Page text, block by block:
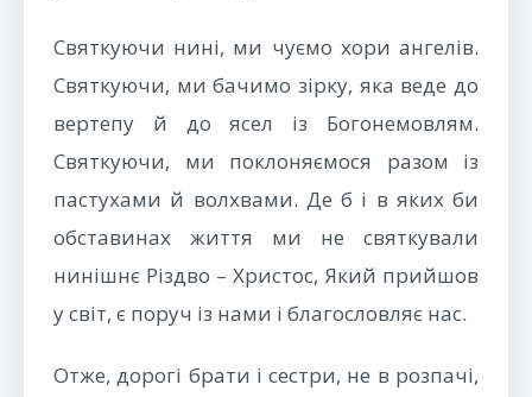
Святкуючи нині, ми чуємо хори ангелів.
Святкуючи, ми бачимо зірку, яка веде до
вертепу й до ясел із Богонемовлям.
Святкуючи, ми поклоняємося разом із
пастухами й волхвами. Де б і в яких би
обставинах життя ми не святкували
нинішнє Різдво – Христос, Який прийшов
у світ, є поруч із нами і благословляє нас.
Отже, дорогі брати і сестри, не в розпачі,